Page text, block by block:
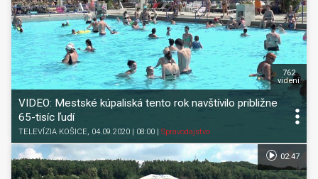
VIDEO: Mestské kúpaliská tento rok navštívilo približne
65-tisíc ľudí
TELEVÍZIA KOŠICE, 04.09.2020 | 08:00 Spravodajstvo
762
videní
02:47